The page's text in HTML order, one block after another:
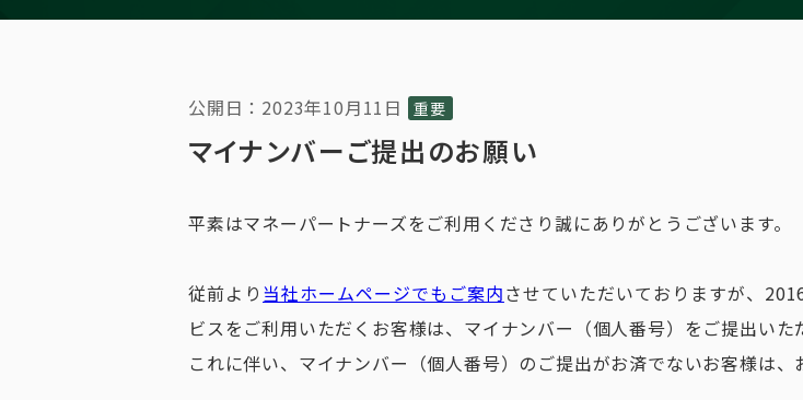
公開日：2023年10月11日 重要
マイナンバーご提出のお願い
平素はマネーパートナーズをご利用くださり誠にありがとうございます。
従前より 当社ホームページでもご案内させていただいておりますが、
ビスをご利用いただくお客様は、マイナンバー（個人番号）をご提出いた
これに伴い、マイナンバー（個人番号）のご提出がお済でないお客様は、